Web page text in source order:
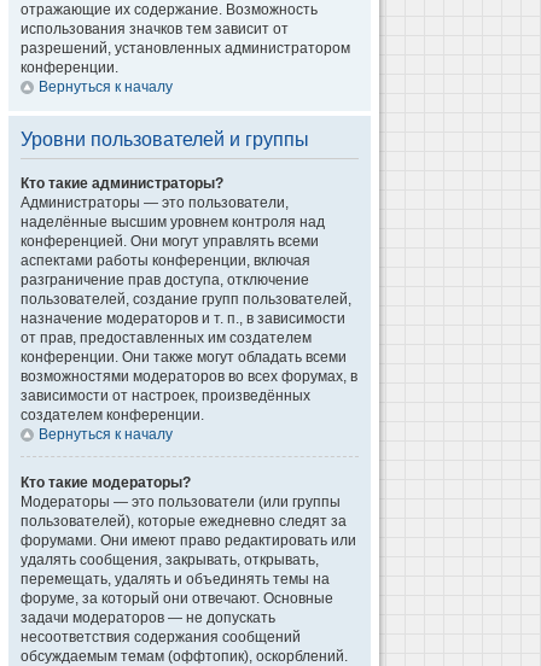
отражающие их содержание. Возможность
использования значков тем зависит от
разрешений, установленных администратором
конференции.
Вернуться к началу
Уровни пользователей и группы
Кто такие администраторы?
Администраторы — это пользователи,
наделённые высшим уровнем контроля над
конференцией. Они могут управлять всеми
аспектами работы конференции, включая
разграничение прав доступа, отключение
пользователей, создание групп пользователей,
назначение модераторов и т. п., в зависимости
от прав, предоставленных им создателем
конференции. Они также могут обладать всеми
возможностями модераторов во всех форумах, в
зависимости от настроек, произведённых
создателем конференции.
Вернуться к началу
Кто такие модераторы?
Модераторы — это пользователи (или группы
пользователей), которые ежедневно следят за
форумами. Они имеют право редактировать или
удалять сообщения, закрывать, открывать,
перемещать, удалять и объединять темы на
форуме, за который они отвечают. Основные
задачи модераторов — не допускать
несоответствия содержания сообщений
обсуждаемым темам (оффтопик), оскорблений.